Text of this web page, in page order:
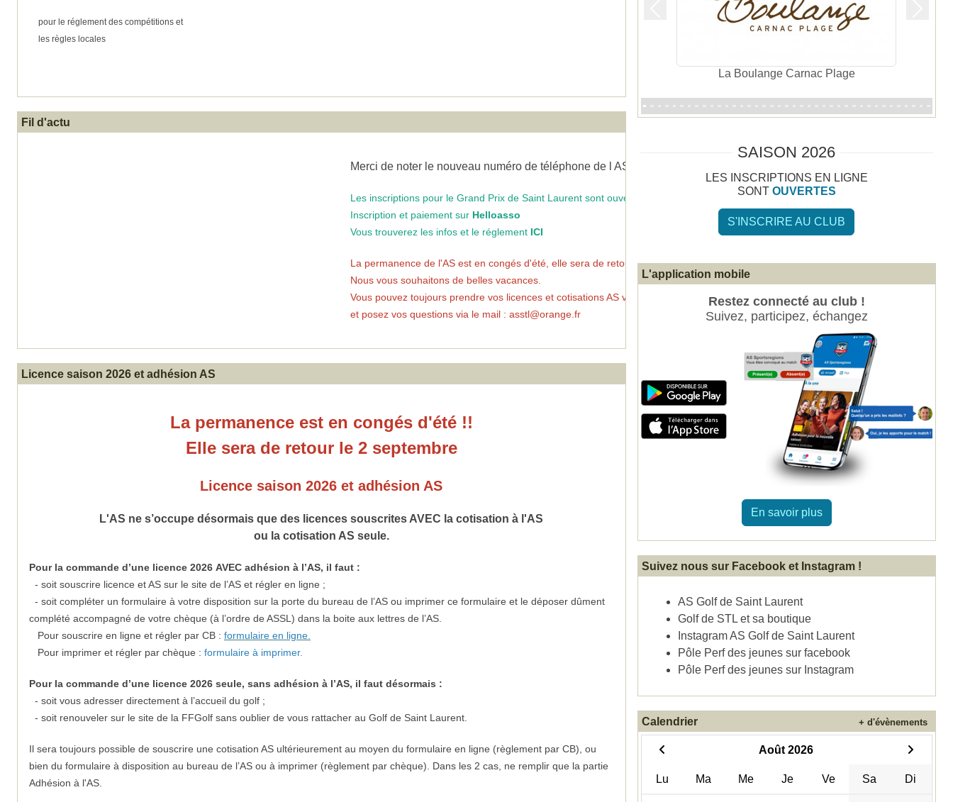
pour le réglement des compétitions et
les règles locales
Fil d'actu
Merci de noter le nouveau numéro de téléphone de l AS : 0962148084
Les inscriptions pour le Grand Prix de Saint Laurent sont ouvertes !
Inscription et paiement surHelloasso
Vous trouverez les infos et le réglementICI
La permanence de l'AS est en congés d'été, elle sera de retour le 2 septembre !
Nous vous souhaitons de belles vacances.
Vous pouvez toujours prendre vos licences et cotisations AS via ce site,
et posez vos questions via le mail : asstl@orange.fr
Licence saison 2026 et adhésion AS
La permanence est en congés d'été !!
Elle sera de retour le 2 septembre
Licence saison 2026 et adhésion AS
L'AS ne s’occupe désormais que des licences souscrites AVEC la cotisation à l'AS
ou la cotisation AS seule.
Pour la commande d’une licence 2026 AVEC adhésion à l’AS, il faut :
- soit souscrire licence et AS sur le site de l’AS et régler en ligne ;
- soit compléter un formulaire à votre disposition sur la porte du bureau de l’AS ou imprimer ce formulaire et le déposer dûment
complété accompagné de votre chèque (à l’ordre de ASSL) dans la boite aux lettres de l’AS.
Pour souscrire en ligne et régler par CB : formulaire en ligne.
Pour imprimer et régler par chèque : formulaire à imprimer.
Pour la commande d’une licence 2026 seule, sans adhésion à l’AS, il faut désormais :
- soit vous adresser directement à l’accueil du golf ;
- soit renouveler sur le site de la FFGolf sans oublier de vous rattacher au Golf de Saint Laurent.
Il sera toujours possible de souscrire une cotisation AS ultérieurement au moyen du formulaire en ligne (règlement par CB), ou
bien du formulaire à disposition au bureau de l’AS ou à imprimer (règlement par chèque). Dans les 2 cas, ne remplir que la partie
Adhésion à l'AS.
L'Hôtel du Golf de Saint Laurent à
SAISON 2026
LES INSCRIPTIONS EN LIGNE
SONT OUVERTES
S'INSCRIRE AU CLUB
L'application mobile
Restez connecté au club !
Suivez, participez, échangez
En savoir plus
Suivez nous sur Facebook et Instagram !
AS Golf de Saint Laurent
Golf de STL et sa boutique
Instagram AS Golf de Saint Laurent
Pôle Perf des jeunes sur facebook
Pôle Perf des jeunes sur Instagram
Calendrier
Août 2026
Lu Ma Me Je Ve Sa Di
+ d'évènements